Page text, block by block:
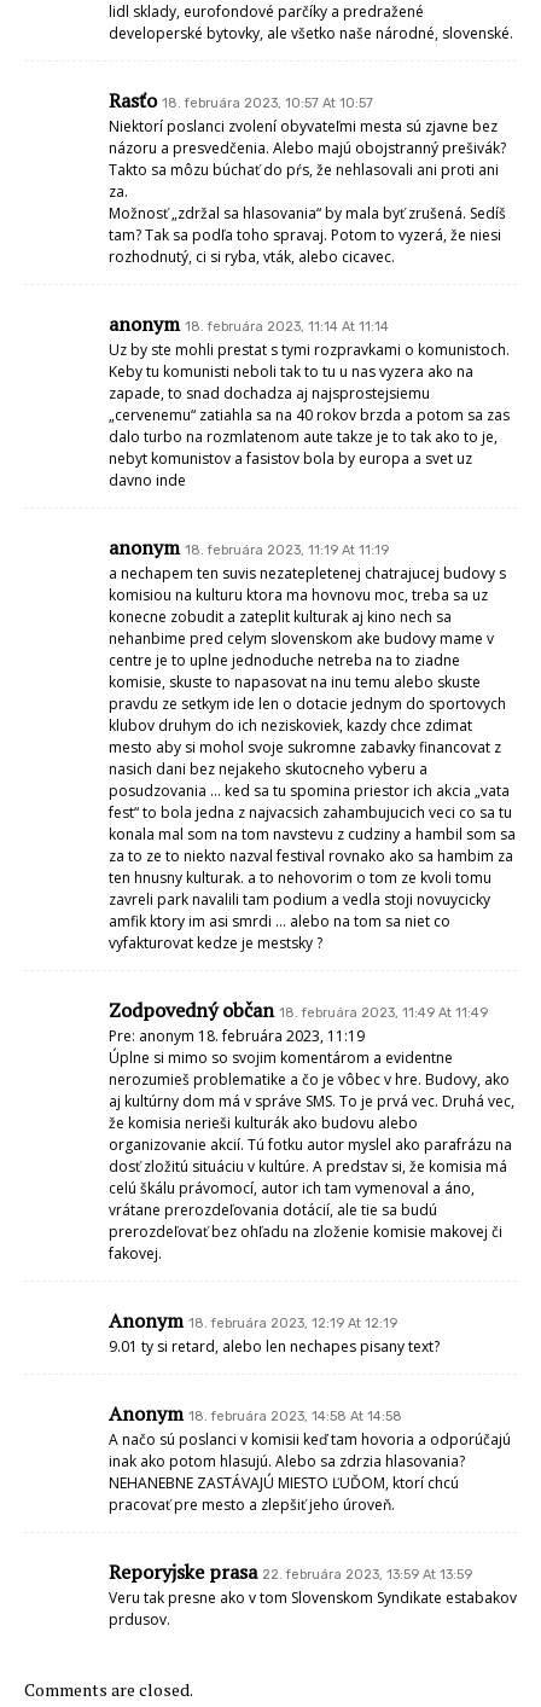
lidl sklady, eurofondové parčíky a predražené
developerské bytovky, ale všetko naše národné, slovenské.
Rasťo 18. februára 2023, 10:57 At 10:57
Niektorí poslanci zvolení obyvateľmi mesta sú zjavne bez
názoru a presvedčenia. Alebo majú obojstranný prešivák?
Takto sa môzu búchať do pŕs, že nehlasovali ani proti ani
za.
Možnosť „zdržal sa hlasovania“ by mala byť zrušená. Sedíš
tam? Tak sa podľa toho spravaj. Potom to vyzerá, že niesi
rozhodnutý, ci si ryba, vták, alebo cicavec.
anonym 18. februára 2023, 11:14 At 11:14
Uz by ste mohli prestat s tymi rozpravkami o komunistoch.
Keby tu komunisti neboli tak to tu u nas vyzera ako na
zapade, to snad dochadza aj najsprostejsiemu
„cervenemu“ zatiahla sa na 40 rokov brzda a potom sa zas
dalo turbo na rozmlatenom aute takze je to tak ako to je,
nebyt komunistov a fasistov bola by europa a svet uz
davno inde
anonym 18. februára 2023, 11:19 At 11:19
a nechapem ten suvis nezatepletenej chatrajucej budovy s
komisiou na kulturu ktora ma hovnovu moc, treba sa uz
konecne zobudit a zateplit kulturak aj kino nech sa
nehanbime pred celym slovenskom ake budovy mame v
centre je to uplne jednoduche netreba na to ziadne
komisie, skuste to napasovat na inu temu alebo skuste
pravdu ze setkym ide len o dotacie jednym do sportovych
klubov druhym do ich neziskoviek, kazdy chce zdimat
mesto aby si mohol svoje sukromne zabavky financovat z
nasich dani bez nejakeho skutocneho vyberu a
posudzovania … ked sa tu spomina priestor ich akcia „vata
fest“ to bola jedna z najvacsich zahambujucich veci co sa tu
konala mal som na tom navstevu z cudziny a hambil som sa
za to ze to niekto nazval festival rovnako ako sa hambim za
ten hnusny kulturak. a to nehovorim o tom ze kvoli tomu
zavreli park navalili tam podium a vedla stoji novuycicky
amfik ktory im asi smrdi … alebo na tom sa niet co
vyfakturovat kedze je mestsky ?
Zodpovedný občan 18. februára 2023, 11:49 At 11:49
Pre: anonym 18. februára 2023, 11:19
Úplne si mimo so svojim komentárom a evidentne
nerozumieš problematike a čo je vôbec v hre. Budovy, ako
aj kultúrny dom má v správe SMS. To je prvá vec. Druhá vec,
že komisia nerieši kulturák ako budovu alebo
organizovanie akcií. Tú fotku autor myslel ako parafrázu na
dosť zložitú situáciu v kultúre. A predstav si, že komisia má
celú škálu právomocí, autor ich tam vymenoval a áno,
vrátane prerozdeľovania dotácií, ale tie sa budú
prerozdeľovať bez ohľadu na zloženie komisie makovej či
fakovej.
Anonym 18. februára 2023, 12:19 At 12:19
9.01 ty si retard, alebo len nechapes pisany text?
Anonym 18. februára 2023, 14:58 At 14:58
A načo sú poslanci v komisii keď tam hovoria a odporúčajú
inak ako potom hlasujú. Alebo sa zdrzia hlasovania?
NEHANEBNE ZASTÁVAJÚ MIESTO ĽUĎOM, ktorí chcú
pracovať pre mesto a zlepšiť jeho úroveň.
Reporyjske prasa 22. februára 2023, 13:59 At 13:59
Veru tak presne ako v tom Slovenskom Syndikate estabakov
prdusov.
Comments are closed.